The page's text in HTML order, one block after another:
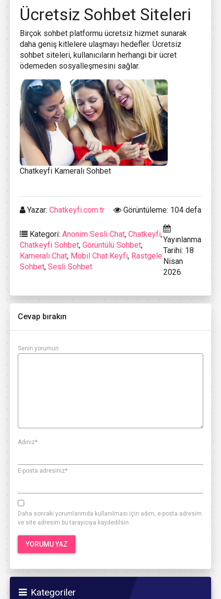
Ücretsiz Sohbet Siteleri
Birçok sohbet platformu ücretsiz hizmet sunarak
daha geniş kitlelere ulaşmayı hedefler. Ücretsiz
sohbet siteleri, kullanıcıların herhangi bir ücret
ödemeden sosyalleşmesini sağlar.
Chatkeyfi Kameralı Sohbet
Yazar: Chatkeyfi.com.tr Görüntüleme: 104 defa
Kategori: Anonim Sesli Chat, Chatkeyfi,
Chatkeyfi Sohbet, Görüntülü Sohbet,
Kameralı Chat, Mobil Chat Keyfi, Rastgele
Sohbet, Sesli Sohbet
Yayınlanma
Tarihi: 18
Nisan
2026
Cevap bırakın
Senin yorumun
Adınız*
E-posta adresiniz*
Daha sonraki yorumlarımda kullanılması için adım, e-posta adresim
ve site adresim bu tarayıcıya kaydedilsin.
Kategoriler